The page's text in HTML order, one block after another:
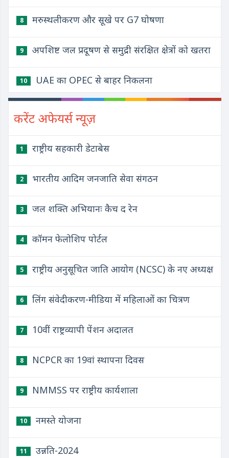
8 मरुस्थलीकरण और सूखे पर G7 घोषणा
9 अपशिष्ट जल प्रदूषण से समुद्री संरक्षित क्षेत्रों को खतरा
10 UAE का OPEC से बाहर निकलना
करेंट अफेयर्स न्यूज़
1 राष्ट्रीय सहकारी डेटाबेस
2 भारतीय आदिम जनजाति सेवा संगठन
3 जल शक्ति अभियानः कैच द रेन
4 कॉमन फेलोशिप पोर्टल
5 राष्ट्रीय अनुसूचित जाति आयोग (NCSC) के नए अध्यक्ष
6 लिंग संवेदीकरण-मीडिया में महिलाओं का चित्रण
7 10वीं राष्ट्रव्यापी पेंशन अदालत
8 NCPCR का 19वां स्थापना दिवस
9 NMMSS पर राष्ट्रीय कार्यशाला
10 नमस्ते योजना
11 उन्नति-2024